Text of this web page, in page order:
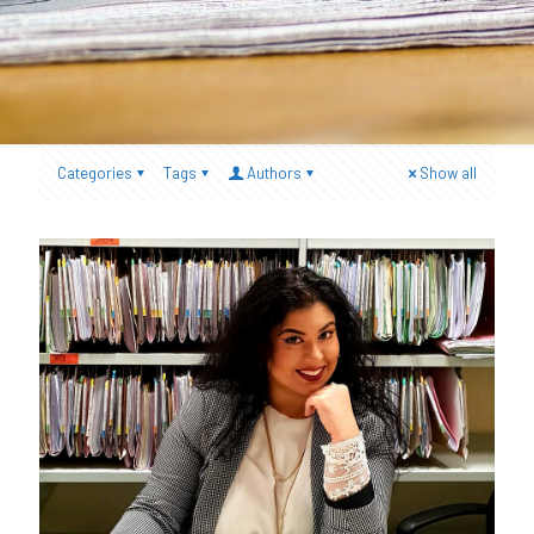
Categories Tags Authors Show all